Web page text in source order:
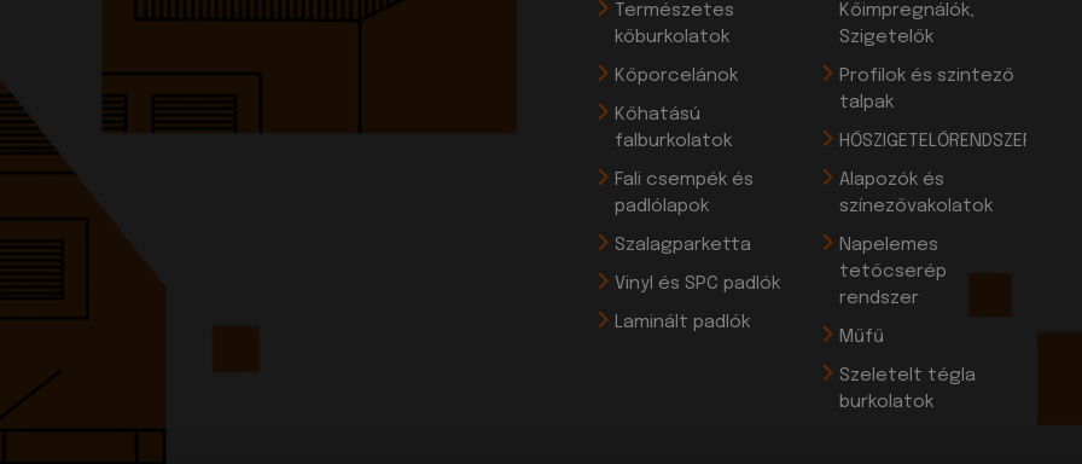
Természetes
kőburkolatok
Kőporcelánok
Kőhatású
falburkolatok
Fali csempék és
padlólapok
Szalagparketta
Vinyl és SPC padlók
Laminált padlók
Kőimpregnálók,
Szigetelők
Profilok és szintező
talpak
HŐSZIGETELŐRENDSZEREK
Alapozók és
színezővakolatok
Napelemes
tetőcserép
rendszer
Műfű
Szeletelt tégla
burkolatok